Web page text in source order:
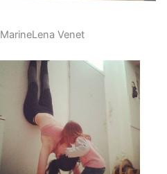
MarineLena Venet